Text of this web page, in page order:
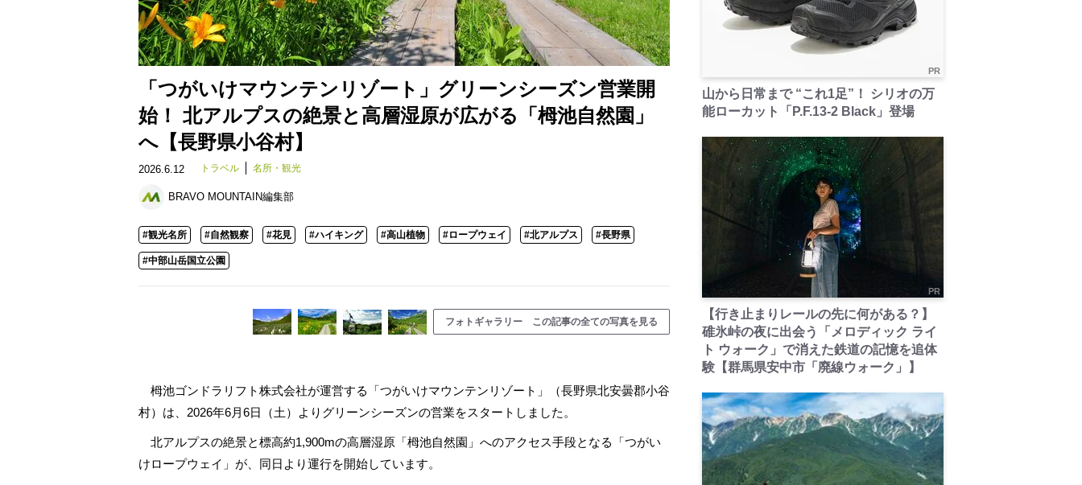
「つがいけマウンテンリゾート」グリーンシーズン営業開
始！ 北アルプスの絶景と高層湿原が広がる「栂池自然園」
へ【長野県小谷村】
2026.6.12 トラベル 名所・観光
BRAVO MOUNTAIN編集部
#観光名所 #自然観察 #花見 #ハイキング #高山植物 #ロープウェイ #北アルプス #長野県
#中部山岳国立公園
フォトギャラリー この記事の全ての写真を見る
栂池ゴンドラリフト株式会社が運営する「つがいけマウンテンリゾート」（長野県北安曇郡小谷
村）は、2026年6月6日（土）よりグリーンシーズンの営業をスタートしました。
北アルプスの絶景と標高約1,900mの高層湿原「栂池自然園」へのアクセス手段となる「つがい
けロープウェイ」が、同日より運行を開始しています。
PR
山から日常まで “これ1足”！ シリオの万
能ローカット「P.F.13-2 Black」登場
PR
【行き止まりレールの先に何がある？】
碓氷峠の夜に出会う「メロディック ライ
ト ウォーク」で消えた鉄道の記憶を追体
験【群馬県安中市「廃線ウォーク」】